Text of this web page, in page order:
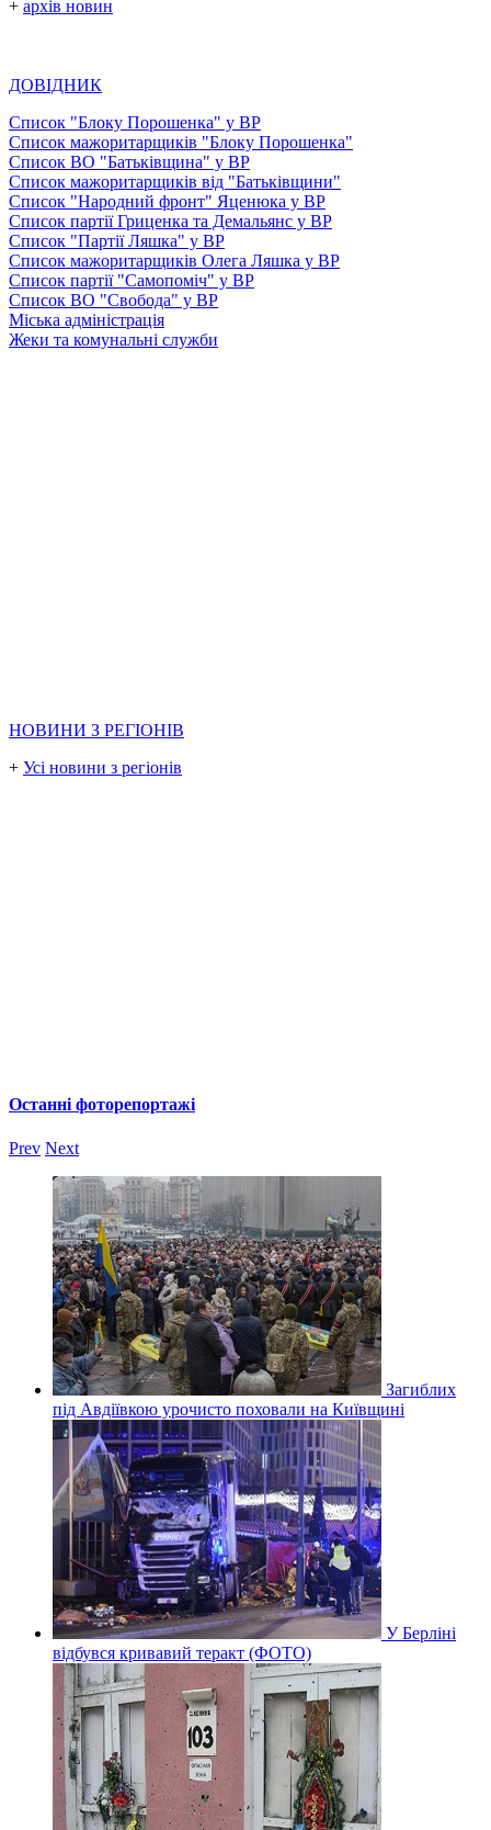
+ архів новин
ДОВІДНИК
Список "Блоку Порошенка" у ВР
Список мажоритарщиків "Блоку Порошенка"
Список ВО "Батьківщина" у ВР
Список мажоритарщиків від "Батьківщини"
Список "Народний фронт" Яценюка у ВР
Список партії Гриценка та Демальянс у ВР
Список "Партії Ляшка" у ВР
Список мажоритарщиків Олега Ляшка у ВР
Список партії "Самопоміч" у ВР
Список ВО "Свобода" у ВР
Міська адміністрація
Жеки та комунальні служби
НОВИНИ З РЕГІОНІВ
+ Усі новини з регіонів
Останні фоторепортажі
Prev Next
Загиблих
під Авдіївкою урочисто поховали на Київщині
У Берліні
відбувся кривавий теракт (ФОТО)